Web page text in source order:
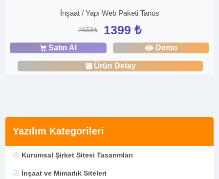
Yazılım Kategorileri
Kurumsal Şirket Sitesi Tasarımları
İnşaat ve Mimarlık Siteleri
İnşaat / Yapı Web Paketi Tanus
2658₺ 1399 ₺
Satın Al Demo
Ürün Detay